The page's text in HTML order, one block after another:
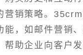
营销策略。
能，如邮件营销
帮助企业向客户